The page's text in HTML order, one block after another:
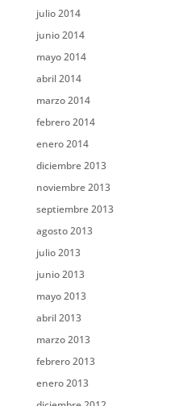
julio 2014
junio 2014
mayo 2014
abril 2014
marzo 2014
febrero 2014
enero 2014
diciembre 2013
noviembre 2013
septiembre 2013
agosto 2013
julio 2013
junio 2013
mayo 2013
abril 2013
marzo 2013
febrero 2013
enero 2013